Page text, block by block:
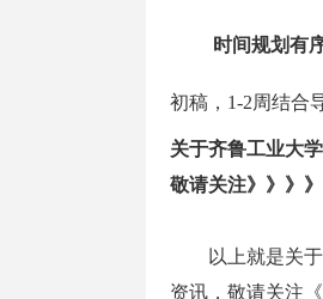
时间规划有
初稿，1-2周结合
关于齐鲁工业大
敬请关注》》》
以上就是关
资讯，敬请关注《